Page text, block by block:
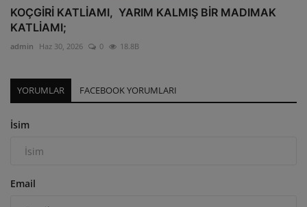
KOÇGİRİ KATLİAMI, YARIM KALMIŞ BİR MADIMAK
KATLİAMI;
admin Haz 30, 2026 0 18.8B
YORUMLAR FACEBOOK YORUMLARI
İsim
Email